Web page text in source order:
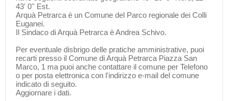
43' 0'' Est.
Arquà Petrarca è un Comune del Parco regionale dei Colli
Euganei.
Il Sindaco di Arquà Petrarca è Andrea Schivo.
Per eventuale disbrigo delle pratiche amministrative, puoi
recarti presso il Comune di Arquà Petrarca Piazza San
Marco, 1 ma puoi anche contattare il comune per Telefono
o per posta elettronica con l'indirizzo e-mail del comune
indicato di seguito.
Aggiornare i dati.